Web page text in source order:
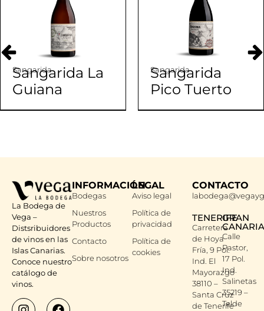
Sangarida
Sangarida La
Guiana
Sangarida
Sangarida
Pico Tuerto
La Bodega de
Vega –
Distsribuidores
de vinos en las
Islas Canarias.
Conoce nuestro
catálogo de
vinos.
INFORMACIÓN
Bodegas
Nuestros
Productos
Contacto
Sobre nosotros
LEGAL
Aviso legal
Política de
privacidad
Política de
cookies
CONTACTO
TENERIFE
Carretera
de Hoya
Fría, 9 Pol.
Ind. El
Mayorazgo
38110 –
Santa Cruz
de Tenerife
GRAN
CANARIA
Calle
Pastor,
17 Pol.
Ind.
Salinetas
35219 –
Telde